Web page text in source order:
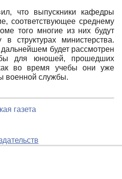
что выпускники кафедры
соответствующее среднему
того многие из них будут
структурах министерства.
будет рассмотрен
для юношей, прошедших
во время учебы они уже
военной службы.
газета